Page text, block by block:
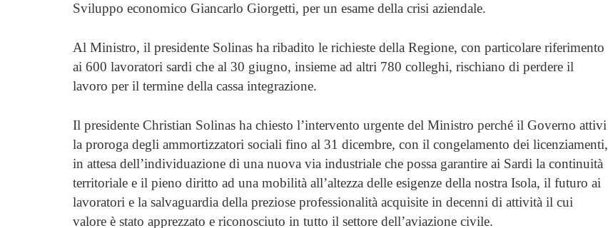
Sviluppo economico Giancarlo Giorgetti, per un esame della crisi aziendale.
Al Ministro, il presidente Solinas ha ribadito le richieste della Regione, con particolare riferimento
ai 600 lavoratori sardi che al 30 giugno, insieme ad altri 780 colleghi, rischiano di perdere il
lavoro per il termine della cassa integrazione.
Il presidente Christian Solinas ha chiesto l’intervento urgente del Ministro perché il Governo attivi
la proroga degli ammortizzatori sociali fino al 31 dicembre, con il congelamento dei licenziamenti,
in attesa dell’individuazione di una nuova via industriale che possa garantire ai Sardi la continuità
territoriale e il pieno diritto ad una mobilità all’altezza delle esigenze della nostra Isola, il futuro ai
lavoratori e la salvaguardia della preziose professionalità acquisite in decenni di attività il cui
valore è stato apprezzato e riconosciuto in tutto il settore dell’aviazione civile.